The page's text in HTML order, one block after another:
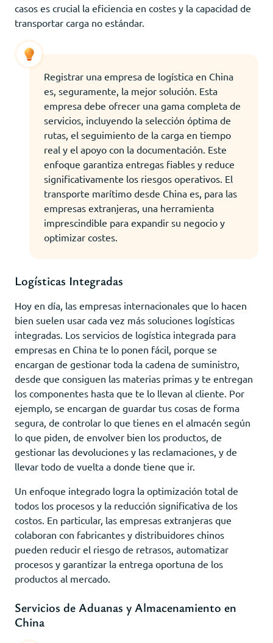
casos es crucial la eficiencia en costes y la capacidad de
transportar carga no estándar.
Registrar una empresa de logística en China
es, seguramente, la mejor solución. Esta
empresa debe ofrecer una gama completa de
servicios, incluyendo la selección óptima de
rutas, el seguimiento de la carga en tiempo
real y el apoyo con la documentación. Este
enfoque garantiza entregas fiables y reduce
significativamente los riesgos operativos. El
transporte marítimo desde China es, para las
empresas extranjeras, una herramienta
imprescindible para expandir su negocio y
optimizar costes.
Logísticas Integradas
Hoy en día, las empresas internacionales que lo hacen
bien suelen usar cada vez más soluciones logísticas
integradas. Los servicios de logística integrada para
empresas en China te lo ponen fácil, porque se
encargan de gestionar toda la cadena de suministro,
desde que consiguen las materias primas y te entregan
los componentes hasta que te lo llevan al cliente. Por
ejemplo, se encargan de guardar tus cosas de forma
segura, de controlar lo que tienes en el almacén según
lo que piden, de envolver bien los productos, de
gestionar las devoluciones y las reclamaciones, y de
llevar todo de vuelta a donde tiene que ir.
Un enfoque integrado logra la optimización total de
todos los procesos y la reducción significativa de los
costos. En particular, las empresas extranjeras que
colaboran con fabricantes y distribuidores chinos
pueden reducir el riesgo de retrasos, automatizar
procesos y garantizar la entrega oportuna de los
productos al mercado.
Servicios de Aduanas y Almacenamiento en
China